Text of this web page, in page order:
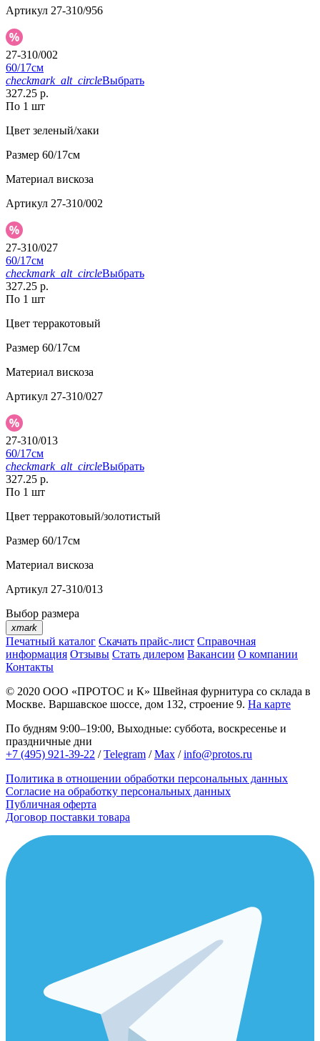
Артикул 27-310/956
27-310/002
60/17см
checkmark_alt_circleВыбрать
327.25 р.
По 1 шт
Цвет зеленый/хаки
Размер 60/17см
Материал вискоза
Артикул 27-310/002
27-310/027
60/17см
checkmark_alt_circleВыбрать
327.25 р.
По 1 шт
Цвет терракотовый
Размер 60/17см
Материал вискоза
Артикул 27-310/027
27-310/013
60/17см
checkmark_alt_circleВыбрать
327.25 р.
По 1 шт
Цвет терракотовый/золотистый
Размер 60/17см
Материал вискоза
Артикул 27-310/013
Выбор размера
xmark
Печатный каталог Скачать прайс-лист Справочная
информация Отзывы Стать дилером Вакансии О компании
Контакты
© 2020 ООО «ПРОТОС и К» Швейная фурнитура со склада в
Москве. Варшавское шоссе, дом 132, строение 9. На карте
По будням 9:00–19:00, Выходные: суббота, воскресенье и
праздничные дни
+7 (495) 921-39-22 /Telegram /Max /info@protos.ru
Политика в отношении обработки персональных данных
Согласие на обработку персональных данных
Публичная оферта
Договор поставки товара